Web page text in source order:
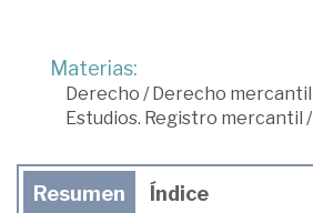
Materias:
Derecho /Derecho mercantil
Estudios. Registro mercantil /
Resumen Índice